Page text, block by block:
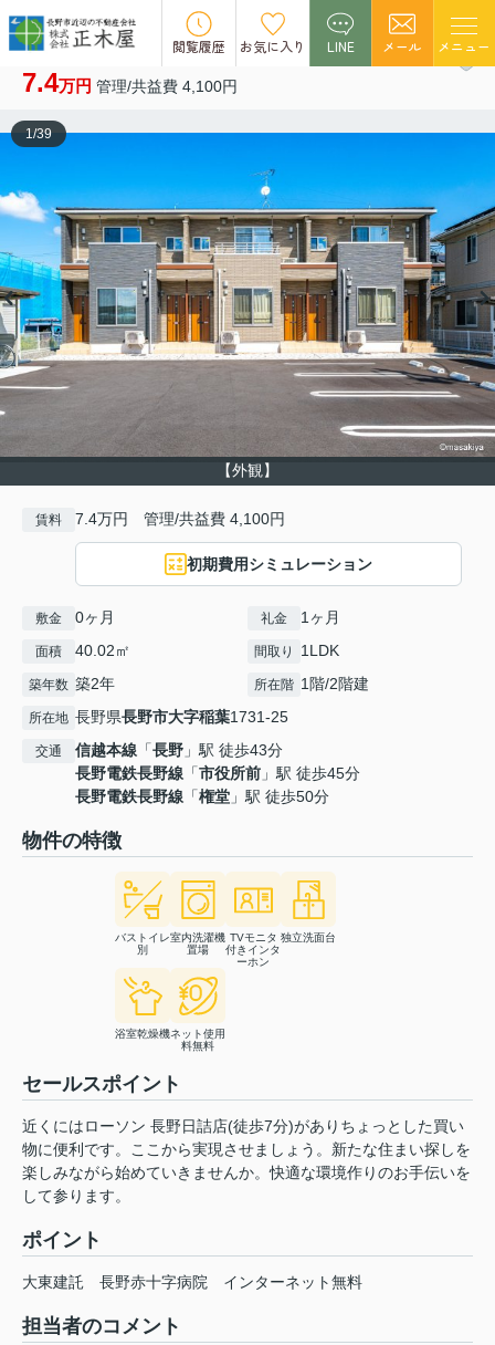
閲覧履歴 お気に入り LINE メール メニュー
NEW
コージーコート 103
7.4万円 管理/共益費 4,100円
【外観】
1/39
賃料 7.4万円 管理/共益費 4,100円
初期費用シミュレーション
敷金 0ヶ月 礼金 1ヶ月
面積 40.02㎡ 間取り 1LDK
築年数 築2年 所在階 1階/2階建
所在地 長野県長野市大字稲葉1731-25
交通 信越本線 「長野 」駅 徒歩43分
長野電鉄長野線 「市役所前 」駅 徒歩45分
長野電鉄長野線 「権堂 」駅 徒歩50分
物件の特徴
バストイレ
別
室内洗濯機
置場
TVモニタ
付きインタ
ーホン
独立洗面台
浴室乾燥機ネット使用
料無料
セールスポイント
近くにはローソン 長野日詰店(徒歩7分)がありちょっとした買い
物に便利です。ここから実現させましょう。新たな住まい探しを
楽しみながら始めていきませんか。快適な環境作りのお手伝いを
して参ります。
ポイント
大東建託 長野赤十字病院 インターネット無料
担当者のコメント